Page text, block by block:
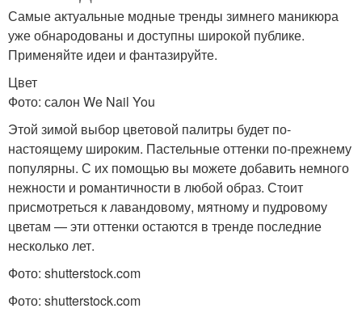
Самые актуальные модные тренды зимнего маникюра
уже обнародованы и доступны широкой публике.
Применяйте идеи и фантазируйте.
Цвет
Фото: салон We Nail You
Этой зимой выбор цветовой палитры будет по-
настоящему широким. Пастельные оттенки по-прежнему
популярны. С их помощью вы можете добавить немного
нежности и романтичности в любой образ. Стоит
присмотреться к лавандовому, мятному и пудровому
цветам — эти оттенки остаются в тренде последние
несколько лет.
Фото: shutterstock.com
Фото: shutterstock.com